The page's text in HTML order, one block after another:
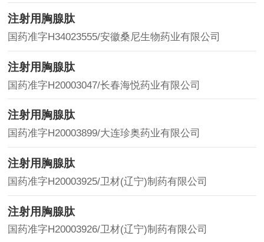
注射用胸腺肽
国药准字H34023555/安徽桑尼生物药业有限公司
注射用胸腺肽
国药准字H20003047/长春海悦药业有限公司
注射用胸腺肽
国药准字H20003899/大连珍奥药业有限公司
注射用胸腺肽
国药准字H20003925/卫材(辽宁)制药有限公司
注射用胸腺肽
国药准字H20003926/卫材(辽宁)制药有限公司